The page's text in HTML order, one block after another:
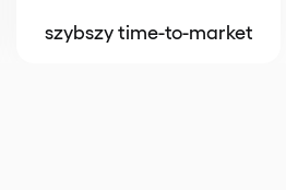
szybszy time-to-market